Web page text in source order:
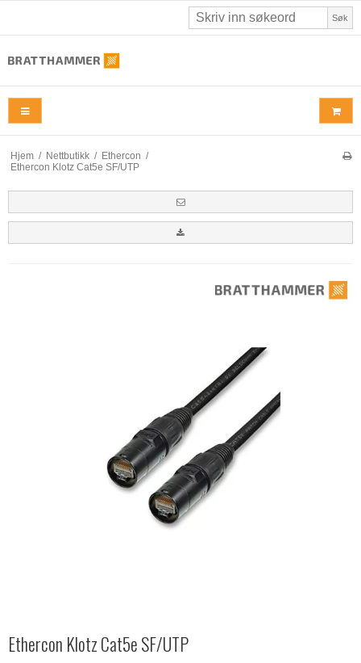
Søk
Hjem / Nettbutikk / Ethercon /
Ethercon Klotz Cat5e SF/UTP
Ethercon Klotz Cat5e SF/UTP